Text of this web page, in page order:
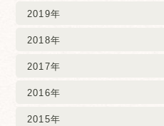
2019年
2018年
2017年
2016年
2015年